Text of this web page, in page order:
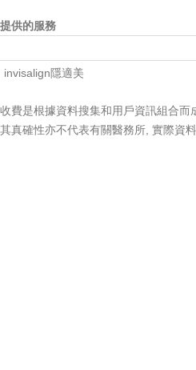
提供的服務
invisalign隱適美
收費是根據資料搜集和用戶資訊組合而
其真確性亦不代表有關醫務所, 實際資